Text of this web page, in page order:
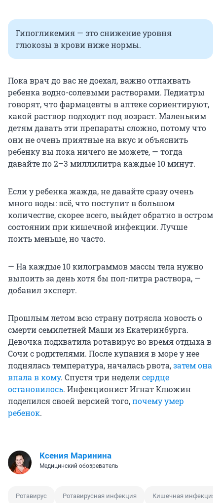
Гипогликемия — это снижение уровня
глюкозы в крови ниже нормы.
Пока врач до вас не доехал, важно отпаивать
ребенка водно-солевыми растворами. Педиатры
говорят, что фармацевты в аптеке сориентируют,
какой раствор подходит под возраст. Маленьким
детям давать эти препараты сложно, потому что
они не очень приятные на вкус и объяснить
ребенку вы пока ничего не можете, — тогда
давайте по 2–3 миллилитра каждые 10 минут.
Если у ребенка жажда, не давайте сразу очень
много воды: всё, что поступит в большом
количестве, скорее всего, выйдет обратно в остром
состоянии при кишечной инфекции. Лучше
поить меньше, но часто.
— На каждые 10 килограммов массы тела нужно
выпоить за день хотя бы пол-литра раствора, —
добавил эксперт.
Прошлым летом всю страну потрясла новость о
смерти семилетней Маши из Екатеринбурга.
Девочка подхватила ротавирус во время отдыха в
Сочи с родителями. После купания в море у нее
поднялась температура, началась рвота,затем она
впала в кому. Спустя три неделисердце
остановилось. Инфекционист Игнат Клюжин
поделился своей версией того,почему умер
ребенок.
Ксения Маринина
Медицинский обозреватель
Ротавирус Ротавирусная инфекция Кишечная инфекция